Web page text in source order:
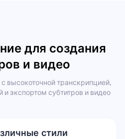
для создания
и видео
высокоточной транскрипцией,
экспортом субтитров и видео
стили